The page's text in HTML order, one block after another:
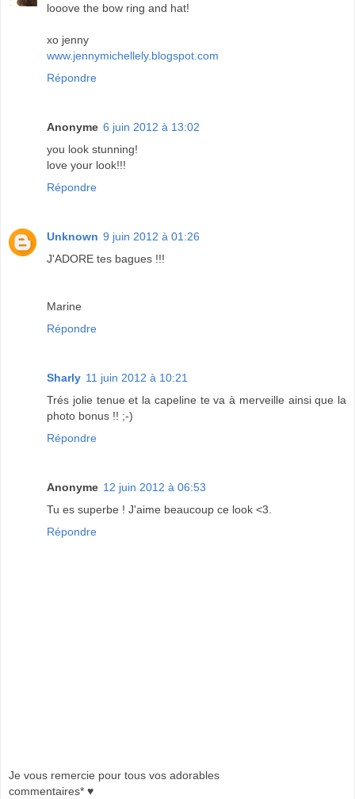
looove the bow ring and hat!
xo jenny
www.jennymichellely.blogspot.com
Répondre
Anonyme 6 juin 2012 à 13:02
you look stunning!
love your look!!!
Répondre
Unknown 9 juin 2012 à 01:26
J'ADORE tes bagues !!!
Marine
Répondre
Sharly 11 juin 2012 à 10:21
Trés jolie tenue et la capeline te va à merveille ainsi que la
photo bonus !! ;-)
Répondre
Anonyme 12 juin 2012 à 06:53
Tu es superbe ! J'aime beaucoup ce look <3.
Répondre
Je vous remercie pour tous vos adorables
commentaires* ♥